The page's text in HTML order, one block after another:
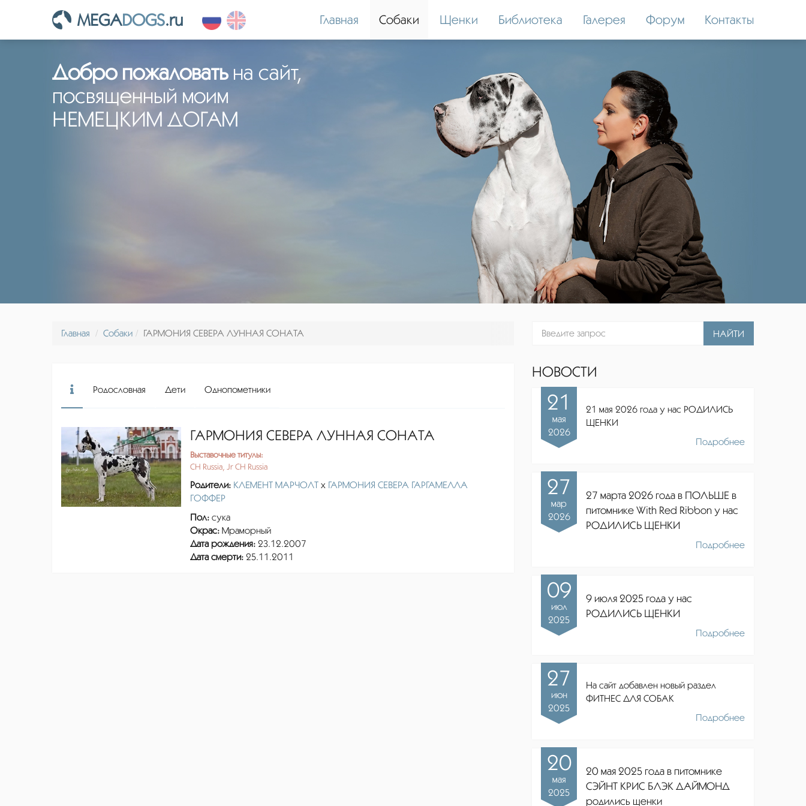
MEGADOGS.ru Главная Собаки Щенки Библиотека Галерея Форум Контакты
Добро пожаловатьна сайт,
посвященный моим
НЕМЕЦКИМ ДОГАМ
Главная Собаки ГАРМОНИЯ СЕВЕРА ЛУННАЯ СОНАТА
Родословная Дети Однопометники
ГАРМОНИЯ СЕВЕРА ЛУННАЯ СОНАТА
Выставочные титулы:
CH Russia, Jr CH Russia
Родители: КЛЕМЕНТ МАРЧОЛТ x ГАРМОНИЯ СЕВЕРА ГАРГАМЕЛЛА
ГОФФЕР
Пол: сука
Окрас: Мраморный
Дата рождения: 23.12.2007
Дата смерти: 25.11.2011
НАЙТИ
НОВОСТИ
21
мая
2026
21 мая 2026 года у нас РОДИЛИСЬ
ЩЕНКИ
Подробнее
27
мар
2026
27 марта 2026 года в ПОЛЬШЕ в
питомнике With Red Ribbon у нас
РОДИЛИСЬ ЩЕНКИ
Подробнее
09
июл
2025
9 июля 2025 года у нас
РОДИЛИСЬ ЩЕНКИ
Подробнее
27
июн
2025
На сайт добавлен новый раздел
ФИТНЕС ДЛЯ СОБАК
Подробнее
20
мая
2025
20 мая 2025 года в питомнике
СЭЙНТ КРИС БЛЭК ДАЙМОНД
родились щенки